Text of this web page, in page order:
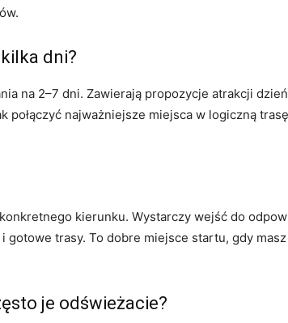
dni?
na 2–7 dni. Zawierają propozycje atrakcji
najważniejsze miejsca w logiczną
kierunku. Wystarczy wejść do
trasy. To dobre miejsce startu, gdy
je odświeżacie?